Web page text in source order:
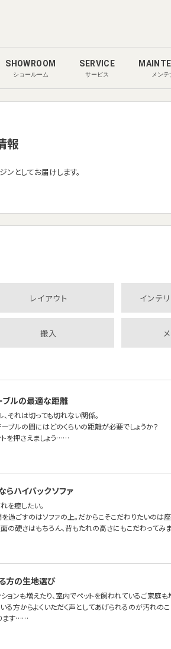
SHOWROOM
ショールーム
SERVICE
サービス メンテ
報
ンとしてお届けします。
レイアウト インテ
搬入
ブルの最適な距離
、それは切っても切れない関係。
ーブルの間にはどのくらいの距離が必要でしょうか？
を押さえましょう……
らハイバックソファ
を癒したい。
過ごすのはソファの上。だからこそこだわりたいのは座
面の硬さはもちろん、背もたれの高さにもこだわって
方の生地選び
ョンも増えたり、室内でペットを飼われているご家庭も
る方からよくいただく声としてあげられるのが汚れの
ます……